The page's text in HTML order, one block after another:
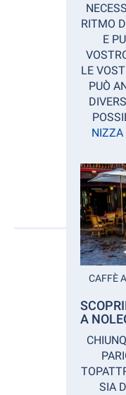
RITMO
E
LE
PUÒ
NIZZA
CAFFÈ
A
SIA